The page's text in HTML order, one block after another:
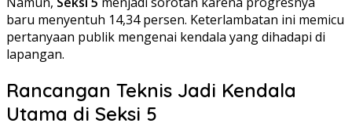
baru menyentuh 14,34 persen. Keterlambatan ini memicu
pertanyaan publik mengenai kendala yang dihadapi di
lapangan.
Rancangan Teknis Jadi Kendala
Utama di Seksi 5